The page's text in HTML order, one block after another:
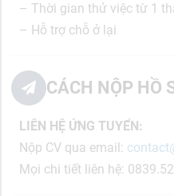
– Thời gian thử việc từ 1
– Hỗ trợ chỗ ở lại
CÁCH NỘP HỒ
LIÊN HỆ ỨNG TUYỂN:
Nộp CV qua email:
Mọi chi tiết liên hệ: